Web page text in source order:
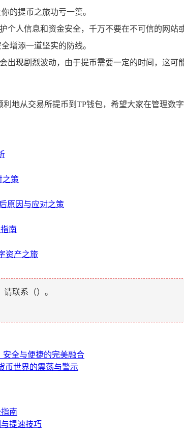
的提币之旅功亏一篑。
个人信息和资金安全，千万不要在不可信的网
增添一道坚实的防线。
出现剧烈波动，由于提币需要一定的时间，这
地从交易所提币到TP钱包，希望大家在管理数
之策
原因与应对之策
南
资产之旅
请联系（）。
安全与便捷的完美融合
币世界的震荡与警示
南
提速技巧